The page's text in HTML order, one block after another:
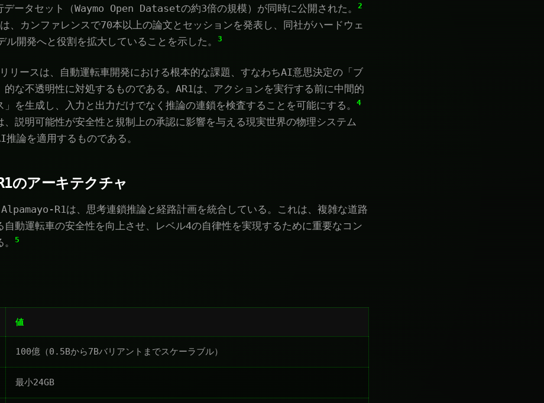
ータセット（Waymo Open Datasetの約3倍の規模）が同時に公開された。
2
、カンファレンスで70本以上の論文とセッションを発表し、同社がハードウェ
開発へと役割を拡大していることを示した。
3
リースは、自動運転車開発における根本的な課題、すなわちAI意思決定の「ブ
的な不透明性に対処するものである。AR1は、アクションを実行する前に中間的
」を生成し、入力と出力だけでなく推論の連鎖を検査することを可能にする。
4
、説明可能性が安全性と規制上の承認に影響を与える現実世界の物理システム
論を適用するものである。
のアーキテクチャ
R1は、思考連鎖推論と経路計画を統合している。これは、複雑な道路
自動運転車の安全性を向上させ、レベル4の自律性を実現するために重要なコン
5
値
100億（0.5Bから7Bバリアントまでスケーラブル）
最小24GB